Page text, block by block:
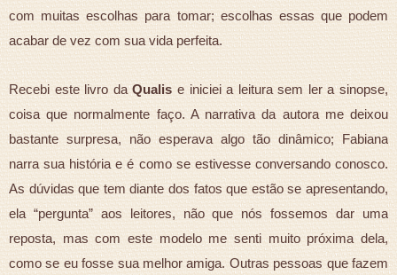
com muitas escolhas para tomar; escolhas essas que podem
acabar de vez com sua vida perfeita.
Recebi este livro daQualis e iniciei a leitura sem ler a sinopse,
coisa que normalmente faço. A narrativa da autora me deixou
bastante surpresa, não esperava algo tão dinâmico; Fabiana
narra sua história e é como se estivesse conversando conosco.
As dúvidas que tem diante dos fatos que estão se apresentando,
ela “pergunta” aos leitores, não que nós fossemos dar uma
reposta, mas com este modelo me senti muito próxima dela,
como se eu fosse sua melhor amiga. Outras pessoas que fazem